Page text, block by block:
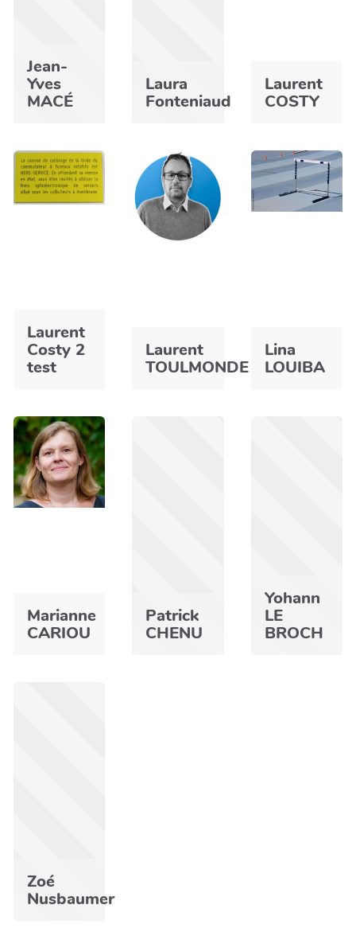
Jean-
Yves
MACÉ
Laura
Fonteniaud
Laurent
COSTY
Laurent
Costy 2
test
Laurent
TOULMONDE
Lina
LOUIBA
Marianne
CARIOU
Patrick
CHENU
Yohann
LE
BROCH
Zoé
Nusbaumer